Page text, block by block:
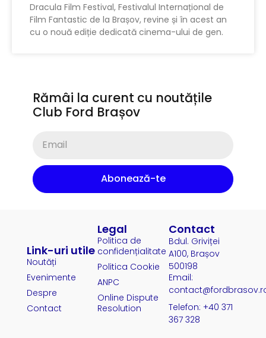
Dracula Film Festival, Festivalul Internațional de
Film Fantastic de la Brașov, revine și în acest an
cu o nouă ediție dedicată cinema-ului de gen.
Rămâi la curent cu noutățile
Club Ford Brașov
Abonează-te
Legal
Politica de
confidențialitate
Politica Cookie
ANPC
Online Dispute
Resolution
Link-uri utile
Noutăți
Evenimente
Despre
Contact
Contact
Bdul. Griviței
A100, Brașov
500198
Email:
Telefon: +40 371
367 328